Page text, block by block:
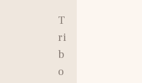
T
ri
b
o